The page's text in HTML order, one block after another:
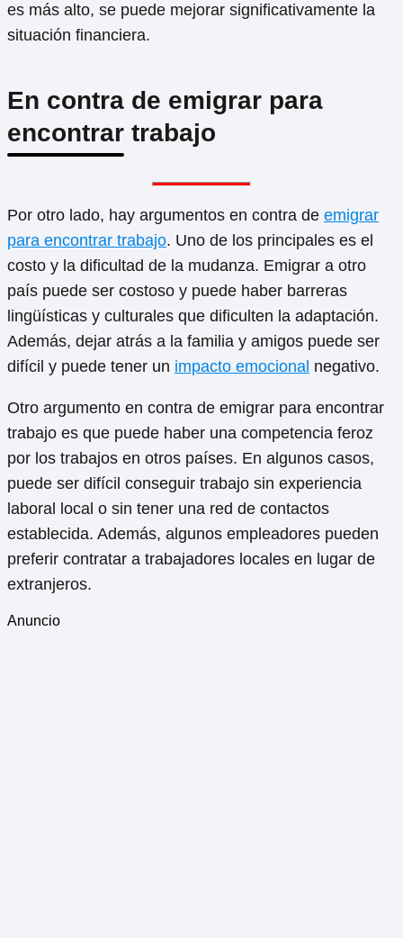
es más alto, se puede mejorar significativamente la
situación financiera.
En contra de emigrar para
encontrar trabajo
Por otro lado, hay argumentos en contra de emigrar
para encontrar trabajo. Uno de los principales es el
costo y la dificultad de la mudanza. Emigrar a otro
país puede ser costoso y puede haber barreras
lingüísticas y culturales que dificulten la adaptación.
Además, dejar atrás a la familia y amigos puede ser
difícil y puede tener un impacto emocional negativo.
Otro argumento en contra de emigrar para encontrar
trabajo es que puede haber una competencia feroz
por los trabajos en otros países. En algunos casos,
puede ser difícil conseguir trabajo sin experiencia
laboral local o sin tener una red de contactos
establecida. Además, algunos empleadores pueden
preferir contratar a trabajadores locales en lugar de
extranjeros.
Anuncio